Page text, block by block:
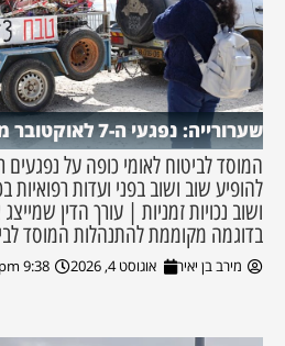
שערורייה: נפגעי ה-7 לאוקטובר ממשיכים להיפגע
להופיע שוב ושוב בפני ועדות
ושוב נכויות זמניות | עורך הדין
בדוגמה מקוממת להתנהלות המוסד
מירב בן יאיר אוגוסט 4, 2026 9:38 pm